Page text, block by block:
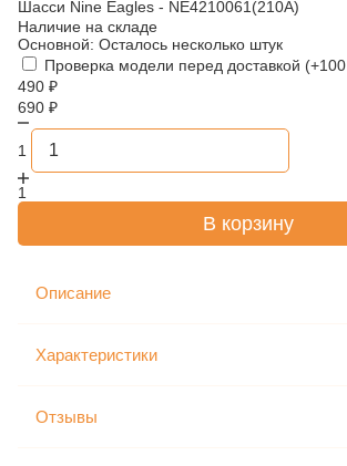
Шасси Nine Eagles - NE4210061(210A)
Наличие на складе
Основной: Осталось несколько штук
Проверка модели перед доставкой (+100
490 ₽
690 ₽
1
1
В корзину
Описание
Характеристики
Отзывы